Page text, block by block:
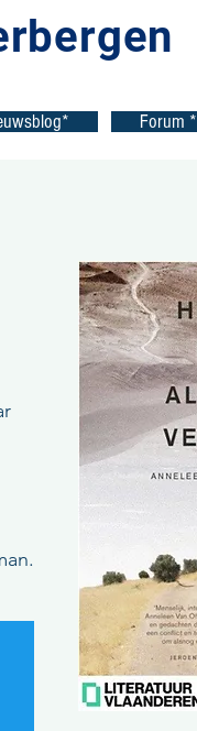
Forum *